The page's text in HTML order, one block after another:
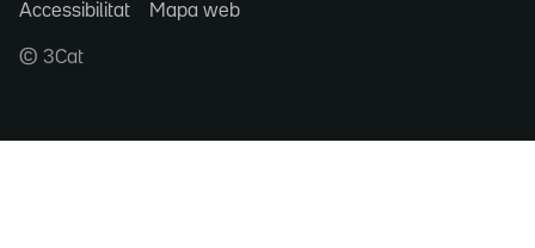
Accessibilitat
Mapa web
© 3Cat